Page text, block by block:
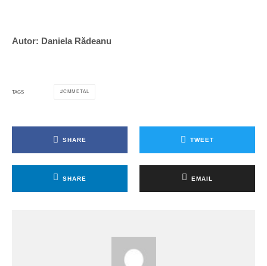
Autor: Daniela Rădeanu
TAGS CMMETAL
SHARE TWEET
SHARE EMAIL